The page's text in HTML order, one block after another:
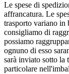
Le spese di
affrancatura. Le
trasporto variano in
consigliamo di
possiamo
ognuno di esso
sarà inviato sotto la
particolare